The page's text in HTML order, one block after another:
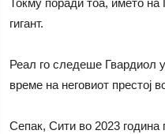
Токму поради тоа, името
гигант.
Реал го следеше Гвардиол
време на неговиот престој
Сепак, Сити во 2023 година